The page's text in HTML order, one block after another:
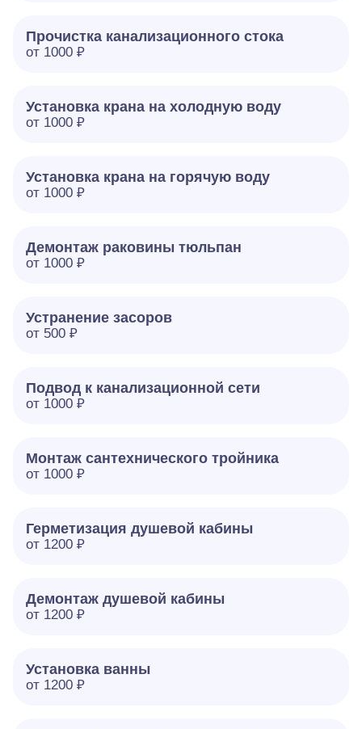
Прочистка канализационного стока
от 1000 ₽
Установка крана на холодную воду
от 1000 ₽
Установка крана на горячую воду
от 1000 ₽
Демонтаж раковины тюльпан
от 1000 ₽
Устранение засоров
от 500 ₽
Подвод к канализационной сети
от 1000 ₽
Монтаж сантехнического тройника
от 1000 ₽
Герметизация душевой кабины
от 1200 ₽
Демонтаж душевой кабины
от 1200 ₽
Установка ванны
от 1200 ₽